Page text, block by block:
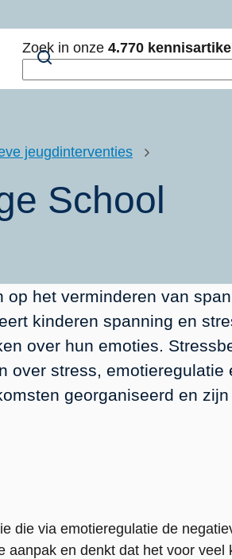
Zoek in onze 4.770
jeugdinterventies
School
het verminderen van
kinderen spanning en
over hun emoties.
over stress, emotieregulatie
georganiseerd en
die via emotieregulatie de
aanpak en denkt dat het voor